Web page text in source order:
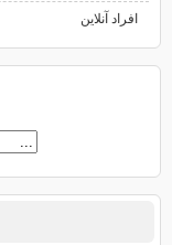
افراد آنلاین